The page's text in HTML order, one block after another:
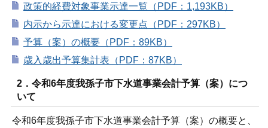
政策的経費対象事業示達一覧（PDF：1,193KB）
内示から示達における変更点（PDF：297KB）
予算（案）の概要（PDF：89KB）
歳入歳出予算集計表（PDF：87KB）
2．令和6年度我孫子市下水道事業会計予算（案）につ
いて
令和6年度我孫子市下水道事業会計予算（案）の概要と、